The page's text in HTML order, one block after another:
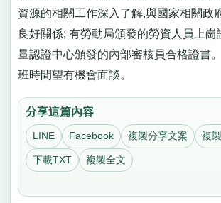
資源的相關工作深入了解,與國家相關政
良好關係; 有勞動局頒發的勞資人員上崗
量認證中心頒發的內部審核員合格證書
班時間望有機會面談。
分享這篇內容
LINE Facebook 複製分享文案 複
下載TXT 複製全文